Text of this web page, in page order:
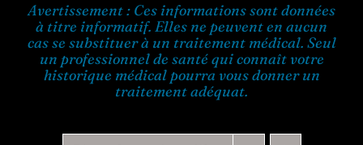
Avertissement : Ces informations sont données
à titre informatif. Elles ne peuvent en aucun
cas se substituer à un traitement médical. Seul
un professionnel de santé qui connaît votre
historique médical pourra vous donner un
traitement adéquat.